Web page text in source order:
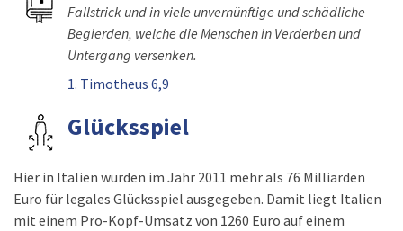
Fallstrick und in viele unvernünftige und schädliche
Begierden, welche die Menschen in Verderben und
Untergang versenken.
1. Timotheus 6,9
Glücksspiel
Hier in Italien wurden im Jahr 2011 mehr als 76 Milliarden
Euro für legales Glücksspiel ausgegeben. Damit liegt Italien
mit einem Pro-Kopf-Umsatz von 1260 Euro auf einem